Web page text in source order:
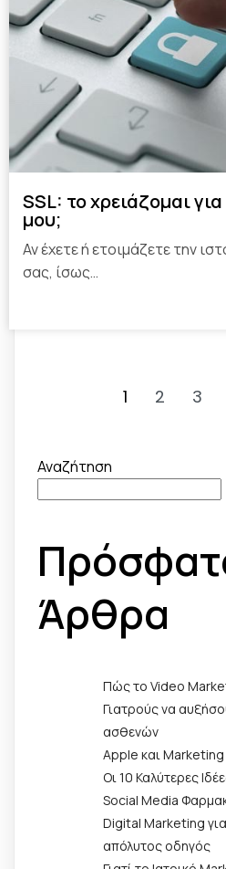
SSL: το χρειάζομαι
μου;
Αν έχετε ή ετοιμάζετε την
σας, ίσως…
1 2 3
Αναζήτηση
Άρθρα
Πώς το Video
Γιατρούς να
ασθενών
Apple και
Οι 10 Καλύτερες
Social Media
Digital Marketing
απόλυτος οδηγός